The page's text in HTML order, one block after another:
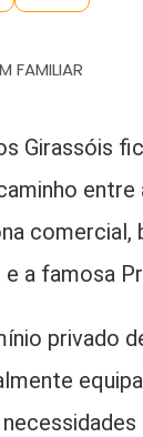
FAMILIAR
Girassóis
entre
comercial,
a famosa
privado